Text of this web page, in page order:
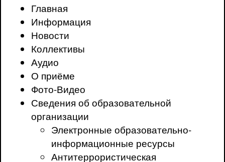
Главная
Информация
Новости
Коллективы
Аудио
О приёме
Фото-Видео
Сведения об образовательной
организации
Электронные образовательно-
информационные ресурсы
Антитеррористическая